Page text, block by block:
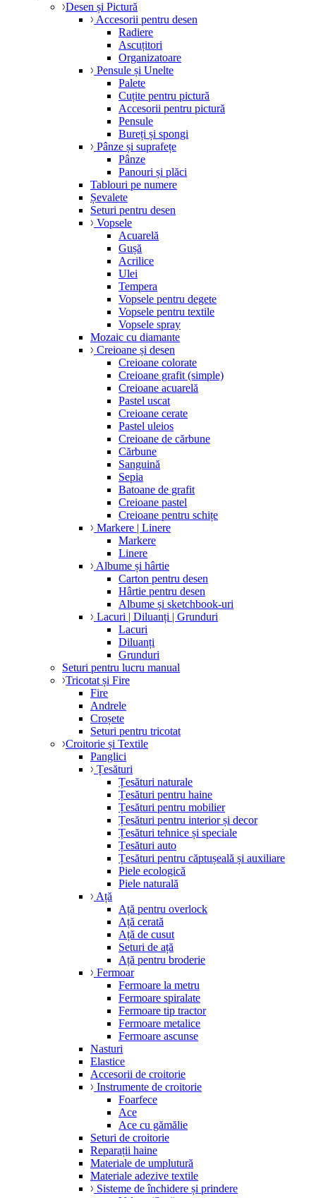
Desen și Pictură
Accesorii pentru desen
Radiere
Ascuțitori
Organizatoare
Pensule și Unelte
Palete
Cuțite pentru pictură
Accesorii pentru pictură
Pensule
Bureți și spongi
Pânze și suprafețe
Pânze
Panouri și plăci
Tablouri pe numere
Șevalete
Seturi pentru desen
Vopsele
Acuarelă
Gușă
Acrilice
Ulei
Tempera
Vopsele pentru degete
Vopsele pentru textile
Vopsele spray
Mozaic cu diamante
Creioane și desen
Creioane colorate
Creioane grafit (simple)
Creioane acuarelă
Pastel uscat
Creioane cerate
Pastel uleios
Creioane de cărbune
Cărbune
Sanguină
Sepia
Batoane de grafit
Creioane pastel
Creioane pentru schițe
Markere | Linere
Markere
Linere
Albume și hârtie
Carton pentru desen
Hârtie pentru desen
Albume și sketchbook-uri
Lacuri | Diluanți | Grunduri
Lacuri
Diluanți
Grunduri
Seturi pentru lucru manual
Tricotat și Fire
Fire
Andrele
Croșete
Seturi pentru tricotat
Croitorie și Textile
Panglici
Țesături
Țesături naturale
Țesături pentru haine
Țesături pentru mobilier
Țesături pentru interior și decor
Țesături tehnice și speciale
Țesături auto
Țesături pentru căptușeală și auxiliare
Piele ecologică
Piele naturală
Ață
Ață pentru overlock
Ață cerată
Ață de cusut
Seturi de ață
Ață pentru broderie
Fermoar
Fermoare la metru
Fermoare spiralate
Fermoare tip tractor
Fermoare metalice
Fermoare ascunse
Nasturi
Elastice
Accesorii de croitorie
Instrumente de croitorie
Foarfece
Ace
Ace cu gămălie
Seturi de croitorie
Reparații haine
Materiale de umplutură
Materiale adezive textile
Sisteme de închidere și prindere